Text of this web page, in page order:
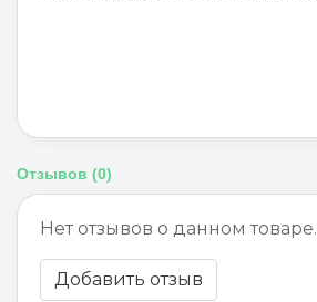
Отзывов (0)
Нет отзывов о данном товаре.
Добавить отзыв